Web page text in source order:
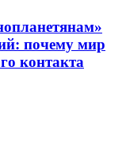
почему мир
контакта